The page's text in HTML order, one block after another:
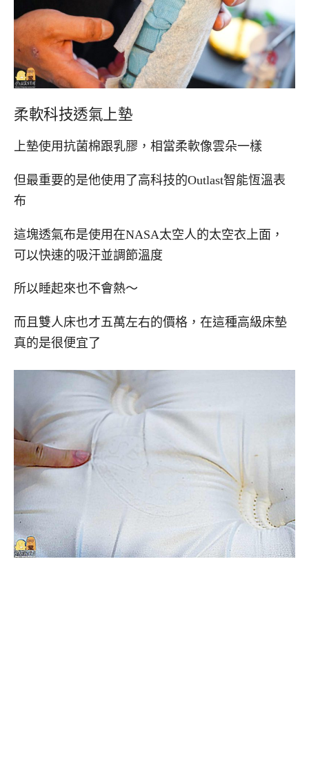
柔軟科技透氣上墊
上墊使用抗菌棉跟乳膠，相當柔軟像雲朵一樣
但最重要的是他使用了高科技的Outlast智能恆溫表
布
這塊透氣布是使用在NASA太空人的太空衣上面，
可以快速的吸汗並調節溫度
所以睡起來也不會熱～
而且雙人床也才五萬左右的價格，在這種高級床墊
真的是很便宜了